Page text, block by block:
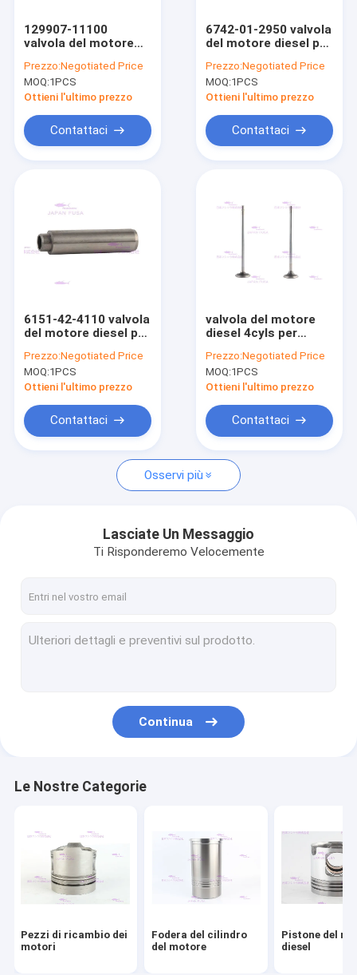
Prodotti
Mostra VR
Contattaci
Richiedere un preventivo
Fodera del cilindro del motore
Pistone del motore diesel
Corredo della guarnizione del motore
Sostituzione del disco di frizione
Iniettore di combustibile diesel
Pompa dell'estrattore dell'olio
129907-11100
valvola del motore
4TNV94 4TNV98
Prezzo:Negotiated Price
MOQ:1PCS
Ottieni l'ultimo prezzo
Contattaci
6742-01-2950 valvola
del motore diesel per
1
Prezzo:Negotiated Price
MOQ:1PCS
Ottieni l'ultimo prezzo
Contattaci
6151-42-4110 valvola
del motore diesel per
Prezzo:Negotiated Price
MOQ:1PCS
Ottieni l'ultimo prezzo
Contattaci
valvola del motore
diesel 4cyls per
217-5213
Prezzo:Negotiated Price
MOQ:1PCS
Ottieni l'ultimo prezzo
Contattaci
Osservi più
Lasciate Un Messaggio
Ti Risponderemo Velocemente
Continua
Le Nostre Categorie
Pezzi di ricambio dei
motori
Fodera del cilindro
del motore
Pistone del
diesel